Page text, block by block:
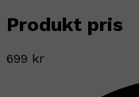
Produkt pris
699 kr